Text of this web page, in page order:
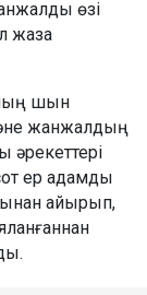
өзі
жаза
шын
жанжалдың
әрекеттері
ер адамды
айырып,